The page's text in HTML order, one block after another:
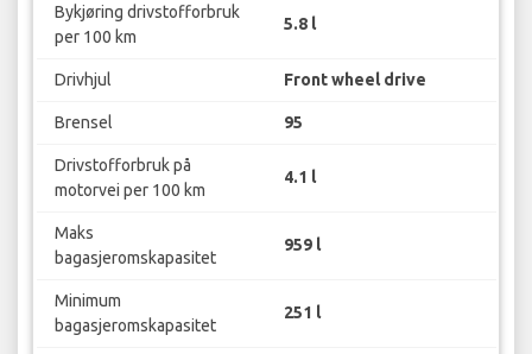
Bykjøring drivstofforbruk
per 100 km
5.8 l
Drivhjul Front wheel drive
Brensel 95
Drivstofforbruk på
motorvei per 100 km
4.1 l
Maks
bagasjeromskapasitet
959 l
Minimum
bagasjeromskapasitet
251 l